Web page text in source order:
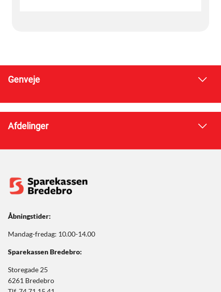
Genveje
Afdelinger
Åbningstider:
Mandag-fredag: 10.00-14.00
Sparekassen Bredebro:
Storegade 25
6261 Bredebro